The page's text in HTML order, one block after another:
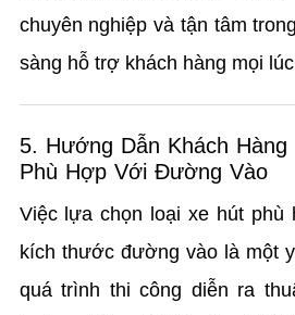
chuyên nghiệp và tận tâm
sàng hỗ trợ khách hàng mọi
5. Hướng Dẫn Khách
Phù Hợp Với Đường Vào
Việc lựa chọn loại xe hút
kích thước đường vào là một
quá trình thi công diễn ra